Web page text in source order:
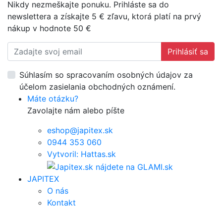
Nikdy nezmeškajte ponuku. Prihláste sa do
newslettera a získajte 5 € zľavu, ktorá platí na prvý
nákup v hodnote 50 €
Prihlásiť sa
Súhlasím so spracovaním osobných údajov za
účelom zasielania obchodných oznámení.
Máte otázku?
Zavolajte nám alebo píšte
eshop@japitex.sk
0944 353 060
Vytvoril: Hattas.sk
JAPITEX
O nás
Kontakt